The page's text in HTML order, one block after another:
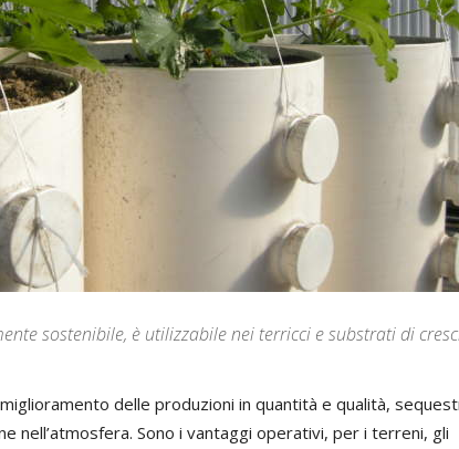
sostenibile, è utilizzabile nei terricci e substrati di
delle produzioni in quantità e qualità,
nell’atmosfera. Sono i vantaggi operativi, per i terreni, gli